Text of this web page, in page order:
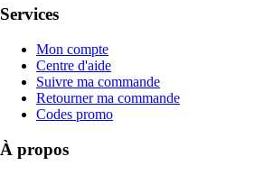
Services
Mon compte
Centre d'aide
Suivre ma commande
Retourner ma commande
Codes promo
À propos